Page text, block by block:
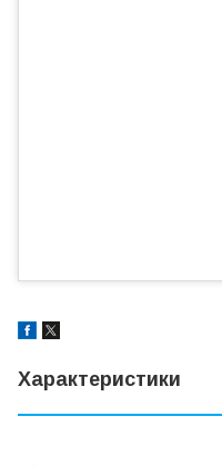
Характеристики